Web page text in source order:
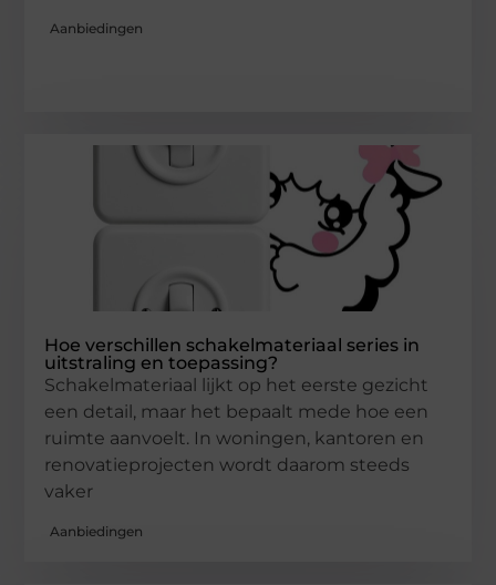
Aanbiedingen
Hoe verschillen schakelmateriaal series in
uitstraling en toepassing?
Schakelmateriaal lijkt op het eerste gezicht
een detail, maar het bepaalt mede hoe een
ruimte aanvoelt. In woningen, kantoren en
renovatieprojecten wordt daarom steeds
vaker
Aanbiedingen